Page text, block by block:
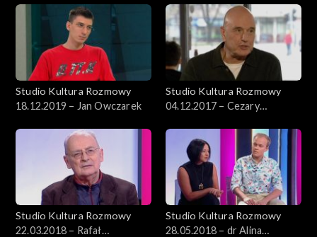
Studio Kultura Rozmowy
18.12.2019 – Jan Owczarek
Studio Kultura Rozmowy
04.12.2017 – Cezary
Studio Kultura Rozmowy
22.03.2018 – Rafał
Studio Kultura Rozmowy
28.05.2018 – dr Alina